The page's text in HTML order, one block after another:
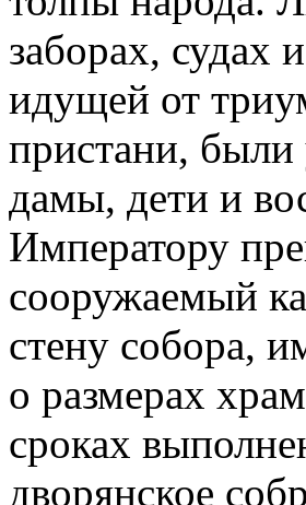
заборах, судах
идущей от
пристани,
дамы, дети и
Императору
сооружаемый
стену собора,
о размерах
сроках
дворянское